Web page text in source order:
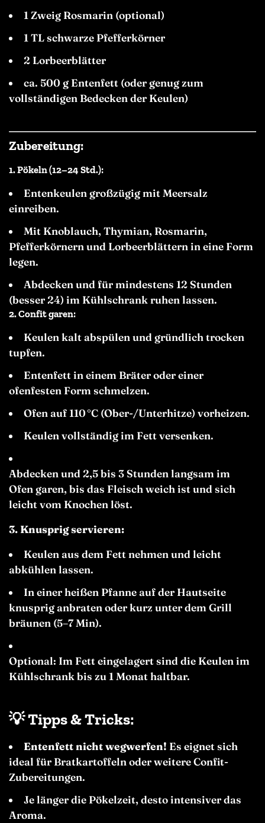
1 Zweig Rosmarin (optional)
1 TL schwarze Pfefferkörner
2 Lorbeerblätter
ca. 500 g Entenfett (oder genug zum
vollständigen Bedecken der Keulen)
Zubereitung:
1.Pökeln (12–24 Std.):
Entenkeulen großzügig mit Meersalz
einreiben.
Mit Knoblauch, Thymian, Rosmarin,
Pfefferkörnern und Lorbeerblättern in eine Form
legen.
Abdecken und für mindestens 12 Stunden
(besser 24) im Kühlschrank ruhen lassen.
2.Confit garen:
Keulen kalt abspülen und gründlich trocken
tupfen.
Entenfett in einem Bräter oder einer
ofenfesten Form schmelzen.
Ofen auf 110 °C (Ober-/Unterhitze) vorheizen.
Keulen vollständig im Fett versenken.
Abdecken und 2,5 bis 3 Stunden langsam im
Ofen garen, bis das Fleisch weich ist und sich
leicht vom Knochen löst.
3. Knusprig servieren:
Keulen aus dem Fett nehmen und leicht
abkühlen lassen.
In einer heißen Pfanne auf der Hautseite
knusprig anbraten oder kurz unter dem Grill
bräunen (5–7 Min).
Optional: Im Fett eingelagert sind die Keulen im
Kühlschrank bis zu 1 Monat haltbar.
💡Tipps & Tricks:
Entenfett nicht wegwerfen! Es eignet sich
ideal für Bratkartoffeln oder weitere Confit-
Zubereitungen.
Je länger die Pökelzeit, desto intensiver das
Aroma.